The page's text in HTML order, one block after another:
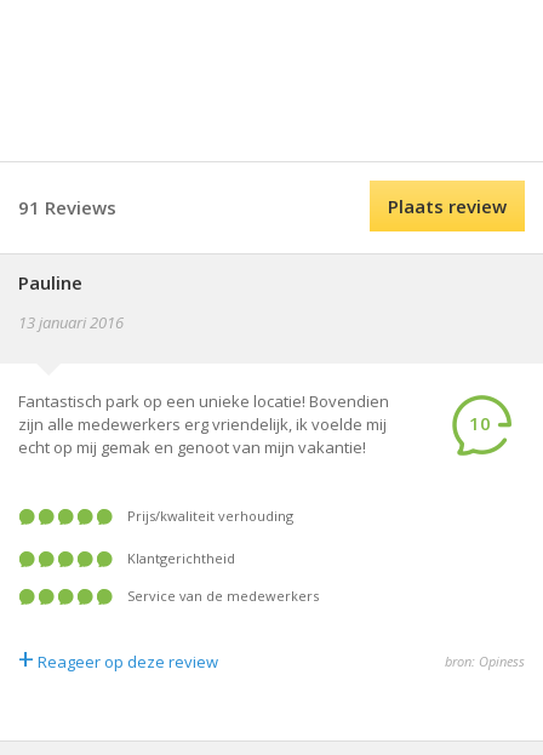
91 Reviews Plaats review
Pauline
13 januari 2016
Fantastisch park op een unieke locatie! Bovendien
zijn alle medewerkers erg vriendelijk, ik voelde mij
echt op mij gemak en genoot van mijn vakantie!
10
prijs/kwaliteit verhouding
klantgerichtheid
service van de medewerkers
+ Reageer op deze review bron: Opiness